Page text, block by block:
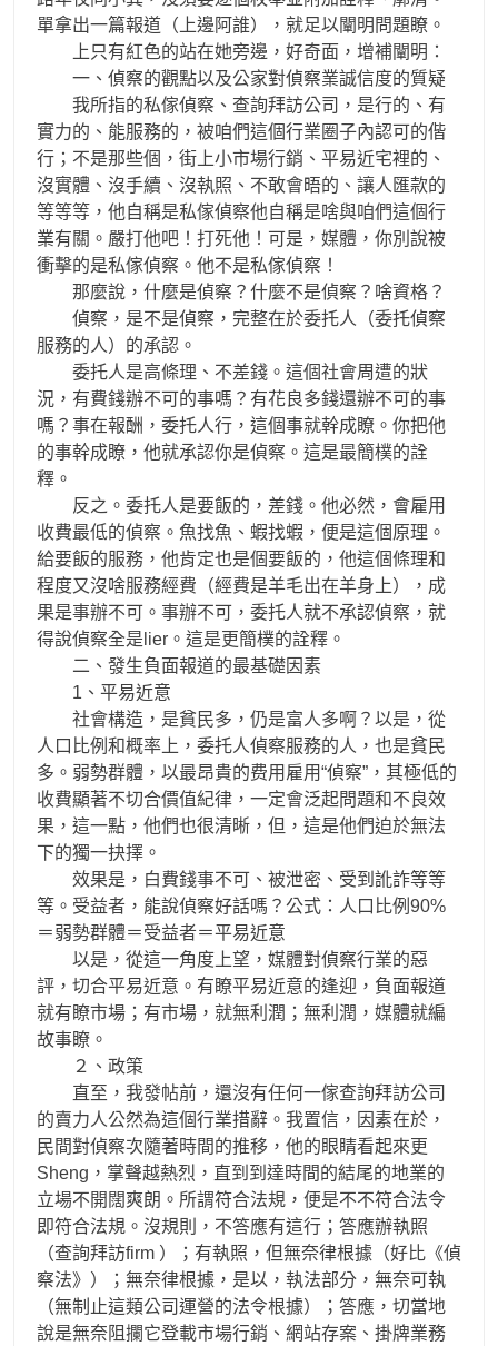
單拿出一篇報道（上邊阿誰），就足以闡明問題瞭。
上只有紅色的站在她旁邊，好奇面，增補闡明：
一、偵察的觀點以及公家對偵察業誠信度的質疑
我所指的私傢偵察、查詢拜訪公司，是行的、有
實力的、能服務的，被咱們這個行業圈子內認可的偕
行；不是那些個，街上小市場行銷、平易近宅裡的、
沒實體、沒手續、沒執照、不敢會晤的、讓人匯款的
等等等，他自稱是私傢偵察他自稱是啥與咱們這個行
業有關。嚴打他吧！打死他！可是，媒體，你別說被
衝擊的是私傢偵察。他不是私傢偵察！
那麼說，什麼是偵察？什麼不是偵察？啥資格？
偵察，是不是偵察，完整在於委托人（委托偵察
服務的人）的承認。
委托人是高條理、不差錢。這個社會周遭的狀
況，有費錢辦不可的事嗎？有花良多錢還辦不可的事
嗎？事在報酬，委托人行，這個事就幹成瞭。你把他
的事幹成瞭，他就承認你是偵察。這是最簡樸的詮
釋。
反之。委托人是要飯的，差錢。他必然，會雇用
收費最低的偵察。魚找魚、蝦找蝦，便是這個原理。
給要飯的服務，他肯定也是個要飯的，他這個條理和
程度又沒啥服務經費（經費是羊毛出在羊身上），成
果是事辦不可。事辦不可，委托人就不承認偵察，就
得說偵察全是lier。這是更簡樸的詮釋。
二、發生負面報道的最基礎因素
1、平易近意
社會構造，是貧民多，仍是富人多啊？以是，從
人口比例和概率上，委托人偵察服務的人，也是貧民
多。弱勢群體，以最昂貴的费用雇用“偵察”，其極低的
收費顯著不切合價值紀律，一定會泛起問題和不良效
果，這一點，他們也很清晰，但，這是他們迫於無法
下的獨一抉擇。
效果是，白費錢事不可、被泄密、受到訛詐等等
等。受益者，能說偵察好話嗎？公式：人口比例90%
＝弱勢群體＝受益者＝平易近意
以是，從這一角度上望，媒體對偵察行業的惡
評，切合平易近意。有瞭平易近意的逢迎，負面報道
就有瞭市場；有市場，就無利潤；無利潤，媒體就編
故事瞭。
２、政策
直至，我發帖前，還沒有任何一傢查詢拜訪公司
的賣力人公然為這個行業措辭。我置信，因素在於，
民間對偵察次隨著時間的推移，他的眼睛看起來更
Sheng，掌聲越熱烈，直到到達時間的結尾的地業的
立場不開闊爽朗。所謂符合法規，便是不不符合法令
即符合法規。沒規則，不答應有這行；答應辦執照
（查詢拜訪firm ）；有執照，但無奈律根據（好比《偵
察法》）；無奈律根據，是以，執法部分，無奈可執
（無制止這類公司運營的法令根據）；答應，切當地
說是無奈阻攔它登載市場行銷、網站存案、掛牌業務